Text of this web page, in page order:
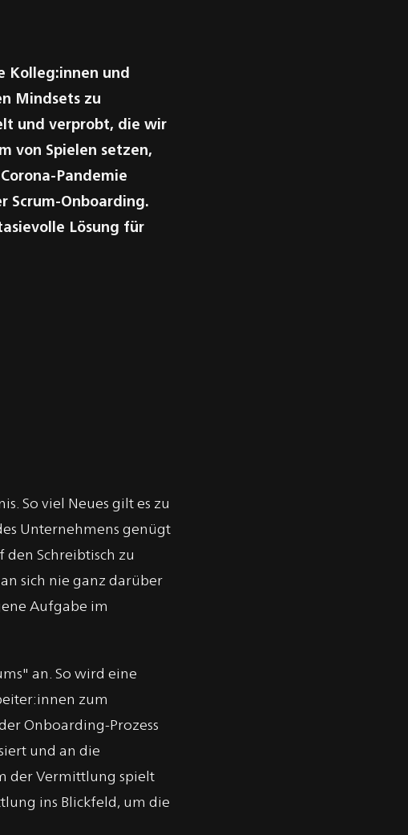
Kolleg:innen und
Mindsets zu
und verprobt, die wir
von Spielen setzen,
Pandemie
Scrum-Onboarding.
Lösung für
So viel Neues gilt es zu
Unternehmens genügt
Schreibtisch zu
sich nie ganz darüber
Aufgabe im
an. So wird eine
zum
Onboarding-Prozess
und an die
der Vermittlung spielt
ins Blickfeld, um die